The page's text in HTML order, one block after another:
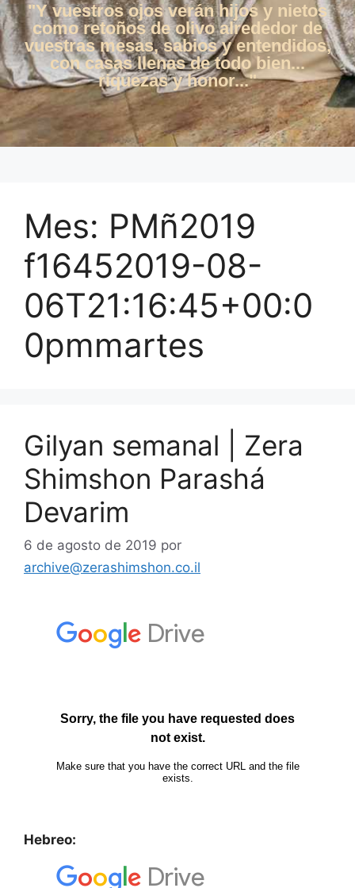
"Y vuestros ojos verán hijos y nietos
como retoños de olivo alrededor de
vuestras mesas, sabios y entendidos,
con casas llenas de todo bien...
riquezas y honor..."
Mes: PMñ2019
f16452019-08-
06T21:16:45+00:0
0pmmartes
Gilyan semanal | Zera
Shimshon Parashá
Devarim
6 de agosto de 2019 por
archive@zerashimshon.co.il
Hebreo: